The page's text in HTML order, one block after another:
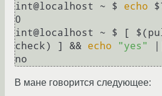
int@localhost ~ $ echo
0
int@localhost ~ $ [
check) ] && echo "yes"
В мане говорится следующее: